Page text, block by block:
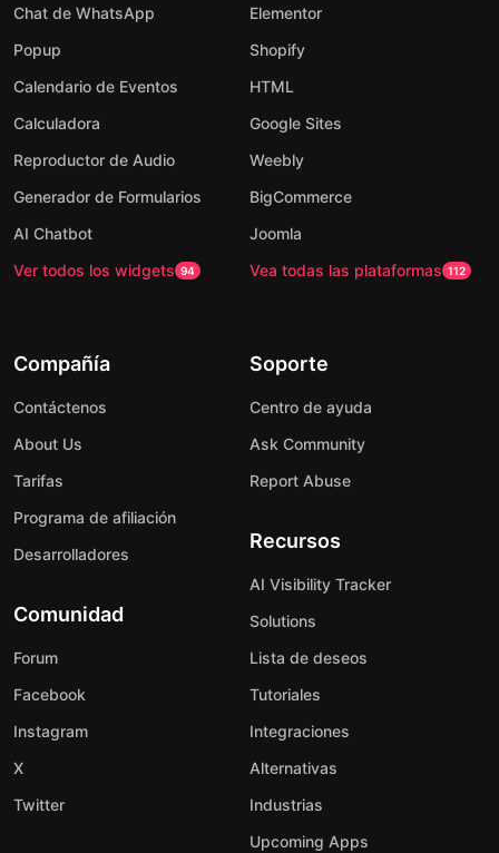
Chat de WhatsApp
Popup
Calendario de Eventos
Calculadora
Reproductor de Audio
Generador de Formularios
AI Chatbot
Ver todos los widgets 94
Elementor
Shopify
HTML
Google Sites
Weebly
BigCommerce
Joomla
Vea todas las plataformas 112
Compañía
Contáctenos
About Us
Tarifas
Programa de afiliación
Desarrolladores
Comunidad
Forum
Facebook
Instagram
X
Twitter
Soporte
Centro de ayuda
Ask Community
Report Abuse
Recursos
AI Visibility Tracker
Solutions
Lista de deseos
Tutoriales
Integraciones
Alternativas
Industrias
Upcoming Apps